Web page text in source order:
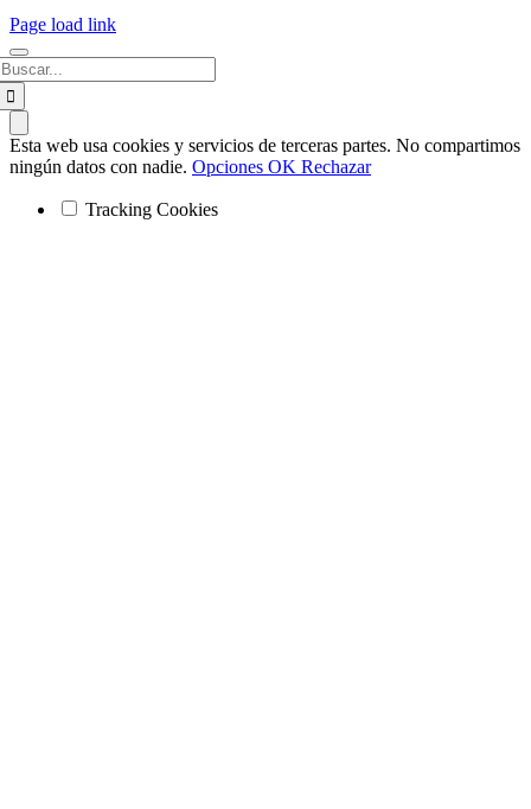
Page load link
Esta web usa cookies y servicios de terceras partes. No compartimos
ningún datos con nadie. Opciones OK Rechazar
Tracking Cookies